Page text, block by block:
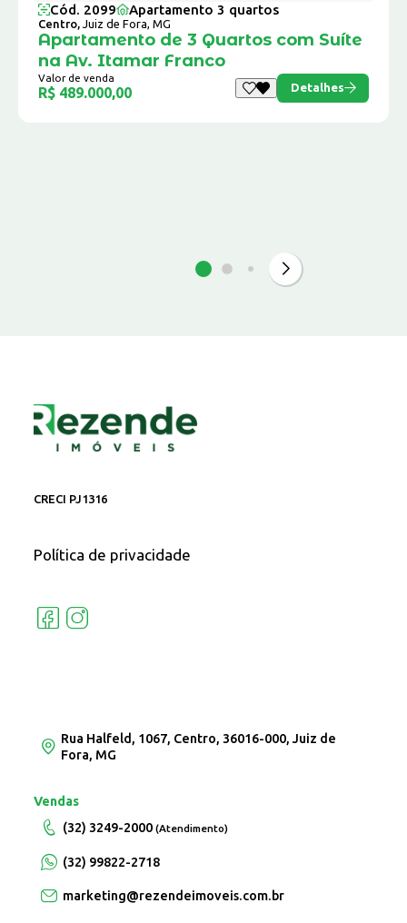
Cód. 2099 Apartamento 3 quartos
Centro, Juiz de Fora, MG
Apartamento de 3 Quartos com Suíte
na Av. Itamar Franco
Valor de venda
R$ 489.000,00 Detalhes
CRECI PJ1316
Política de privacidade
Rua Halfeld, 1067, Centro, 36016-000, Juiz de
Fora, MG
Vendas
(32) 3249-2000(Atendimento)
(32) 99822-2718
marketing@rezendeimoveis.com.br